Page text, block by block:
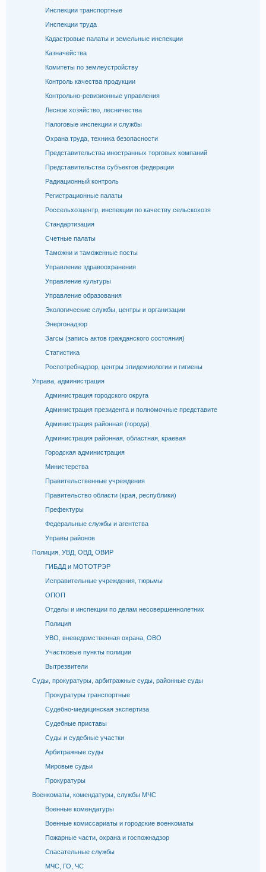
Инспекции транспортные
Инспекции труда
Кадастровые палаты и земельные инспекции
Казначейства
Комитеты по землеустройству
Контроль качества продукции
Контрольно-ревизионные управления
Лесное хозяйство, лесничества
Налоговые инспекции и службы
Охрана труда, техника безопасности
Представительства иностранных торговых компаний
Представительства субъектов федерации
Радиационный контроль
Регистрационные палаты
Россельхозцентр, инспекции по качеству сельскохозя
Стандартизация
Счетные палаты
Таможни и таможенные посты
Управление здравоохранения
Управление культуры
Управление образования
Экологические службы, центры и организации
Энергонадзор
Загсы (запись актов гражданского состояния)
Статистика
Роспотребнадзор, центры эпидемиологии и гигиены
Управа, администрация
Администрация городского округа
Администрация президента и полномочные представите
Администрация районная (города)
Администрация районная, областная, краевая
Городская администрация
Министерства
Правительственные учреждения
Правительство области (края, республики)
Префектуры
Федеральные службы и агентства
Управы районов
Полиция, УВД, ОВД, ОВИР
ГИБДД и МОТОТРЭР
Исправительные учреждения, тюрьмы
ОПОП
Отделы и инспекции по делам несовершеннолетних
Полиция
УВО, вневедомственная охрана, ОВО
Участковые пункты полиции
Вытрезвители
Суды, прокуратуры, арбитражные суды, районные суды
Прокуратуры транспортные
Судебно-медицинская экспертиза
Судебные приставы
Суды и судебные участки
Арбитражные суды
Мировые судьи
Прокуратуры
Военкоматы, комендатуры, службы МЧС
Военные комендатуры
Военные комиссариаты и городские военкоматы
Пожарные части, охрана и госпожнадзор
Спасательные службы
МЧС, ГО, ЧС